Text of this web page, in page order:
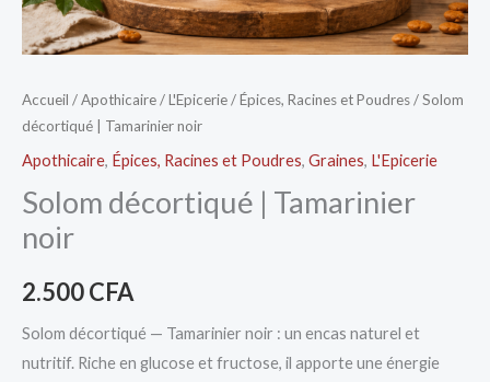
Accueil /Apothicaire/L'Epicerie/Épices, Racines et Poudres/ Solom
décortiqué | Tamarinier noir
Apothicaire, Épices, Racines et Poudres, Graines, L'Epicerie
Solom décortiqué | Tamarinier
noir
2.500CFA
Solom décortiqué — Tamarinier noir : un encas naturel et
nutritif. Riche en glucose et fructose, il apporte une énergie